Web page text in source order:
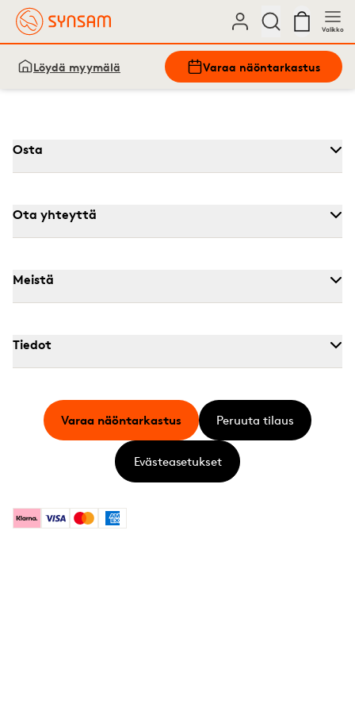
Valikko
Löydä myymälä Varaa näöntarkastus
Osta
Ota yhteyttä
Meistä
Tiedot
KlarnaVisa MastercardAmerican Express
Varaa näöntarkastus Peruuta tilaus
Evästeasetukset